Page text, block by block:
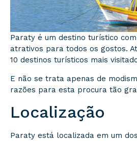
Paraty é um destino turístico
atrativos para todos os gostos.
10 destinos turísticos mais
E não se trata apenas de
razões para esta procura tão
Localização
Paraty está localizada em um